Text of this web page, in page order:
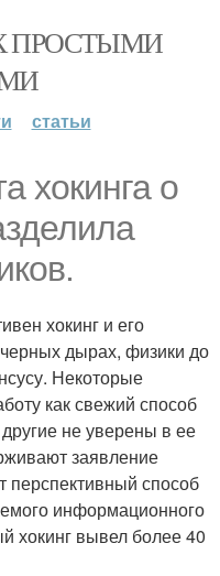
ПРОСТЫМИ
статьи
хокинга о
хокинг и его
дырах, физики до
Некоторые
как свежий способ
не уверены в ее
заявление
перспективный способ
информационного
хокинг вывел более 40